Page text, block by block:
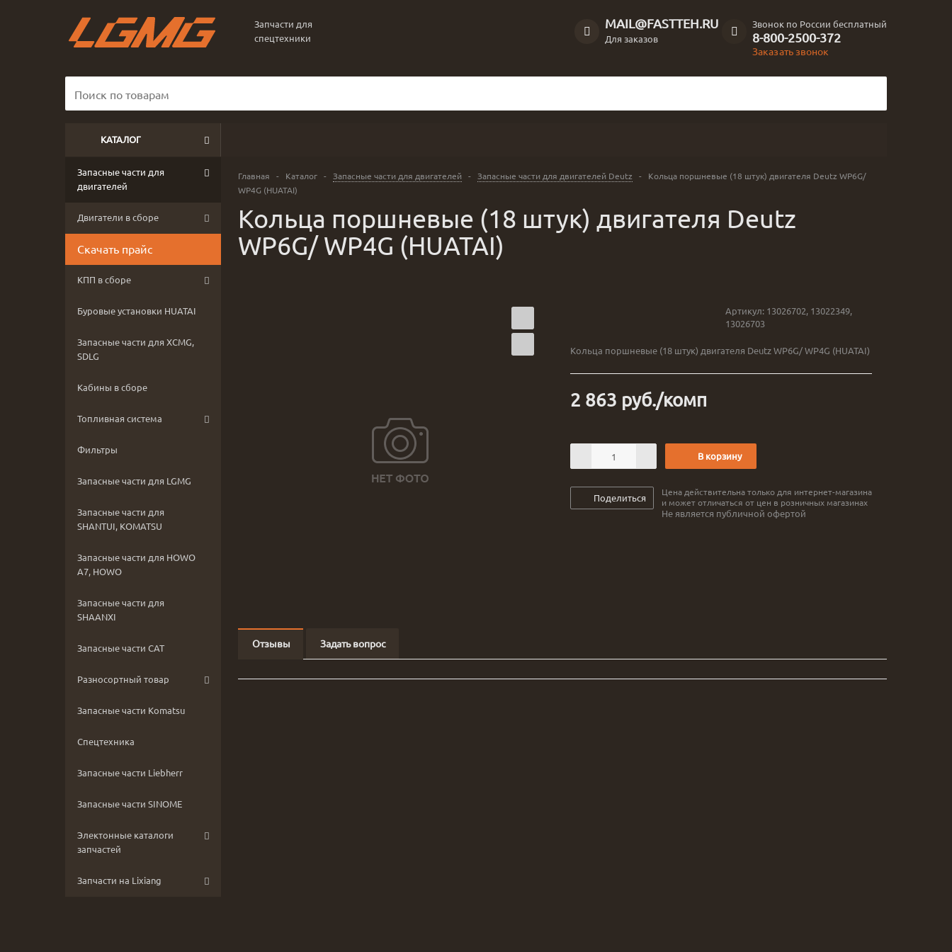
Запчасти для
спецтехники
MAIL@FASTTEH.RU
Для заказов
Звонок по России бесплатный
8-800-2500-372
Заказать звонок
КАТАЛОГ
Запасные части для
двигателей
Двигатели в сборе
Скачать прайс
КПП в сборе
Буровые установки HUATAI
Запасные части для XCMG,
SDLG
Кабины в сборе
Топливная система
Фильтры
Запасные части для LGMG
Запасные части для
SHANTUI, KOMATSU
Запасные части для HOWO
A7, HOWO
Запасные части для
SHAANXI
Запасные части CAT
Разносортный товар
Запасные части Komatsu
Спецтехника
Запасные части Liebherr
Запасные части SINOME
Электонные каталоги
запчастей
Запчасти на Lixiang
Главная - Каталог - Запасные части для двигателей - Запасные части для двигателей Deutz -
Кольца поршневые (18 штук) двигателя Deutz WP6G/
WP4G (HUATAI)
Кольца поршневые (18 штук) двигателя Deutz
WP6G/ WP4G (HUATAI)
Артикул: 13026702, 13022349,
13026703
Кольца поршневые (18 штук) двигателя Deutz WP6G/ WP4G (HUATAI)
2 863 руб./комп
В корзину
Поделиться
Цена действительна только для интернет-магазина
и может отличаться от цен в розничных магазинах
Не является публичной офертой
Отзывы Задать вопрос